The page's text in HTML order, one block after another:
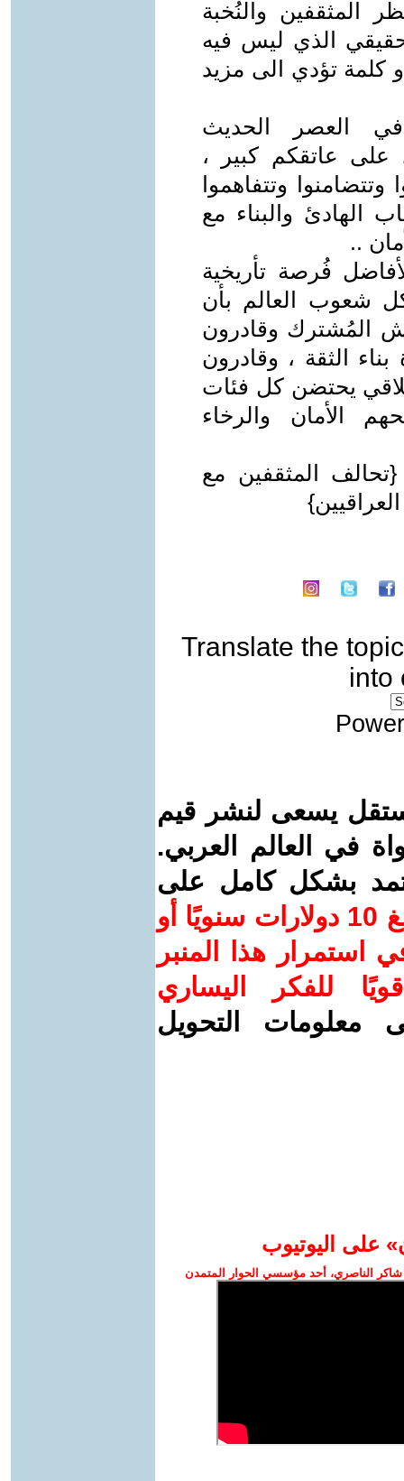
المثقفين والنُخبة
الذي ليس فيه
كلمة تؤدي الى مزيد
في العصر الحديث
على عاتقكم كبير ،
وتتفاهموا
الهادئ والبناء مع
..
فُرصة تأريخية
شعوب العالم بأن
المُشترك وقادرون
الثقة ، وقادرون
يحتضن كل فئات
الأمان والرخاء
{تحالف المثقفين مع
Translate the topic
into
يسعى لنشر قيم
في العالم العربي.
بشكل كامل على
ساهم/ي معنا! بدعمكم بمبلغ 10 دولارات سنويًا أو
استمرار هذا المنبر
للفكر اليساري
معلومات التحويل
على اليوتيوب
الناصري، أحد مؤسسي الحوار المتمدن